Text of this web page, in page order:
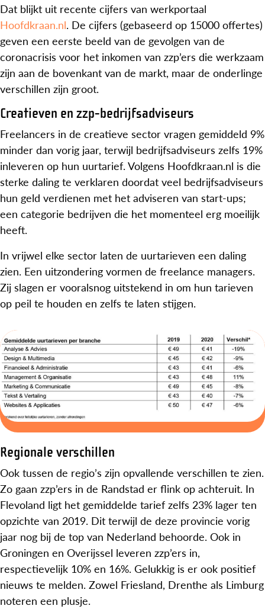
Dat blijkt uit recente cijfers van werkportaal
Hoofdkraan.nl. De cijfers (gebaseerd op 15000 offertes)
geven een eerste beeld van de gevolgen van de
coronacrisis voor het inkomen van zzp’ers die werkzaam
zijn aan de bovenkant van de markt, maar de onderlinge
verschillen zijn groot.
Creatieven en zzp-bedrijfsadviseurs
Freelancers in de creatieve sector vragen gemiddeld 9%
minder dan vorig jaar, terwijl bedrijfsadviseurs zelfs 19%
inleveren op hun uurtarief. Volgens Hoofdkraan.nl is die
sterke daling te verklaren doordat veel bedrijfsadviseurs
hun geld verdienen met het adviseren van start-ups;
een categorie bedrijven die het momenteel erg moeilijk
heeft.
In vrijwel elke sector laten de uurtarieven een daling
zien. Een uitzondering vormen de freelance managers.
Zij slagen er vooralsnog uitstekend in om hun tarieven
op peil te houden en zelfs te laten stijgen.
Regionale verschillen
Ook tussen de regio’s zijn opvallende verschillen te zien.
Zo gaan zzp’ers in de Randstad er flink op achteruit. In
Flevoland ligt het gemiddelde tarief zelfs 23% lager ten
opzichte van 2019. Dit terwijl de deze provincie vorig
jaar nog bij de top van Nederland behoorde. Ook in
Groningen en Overijssel leveren zzp’ers in,
respectievelijk 10% en 16%. Gelukkig is er ook positief
nieuws te melden. Zowel Friesland, Drenthe als Limburg
noteren een plusje.